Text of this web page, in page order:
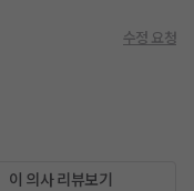
수정 요청
이 의사 리뷰보기